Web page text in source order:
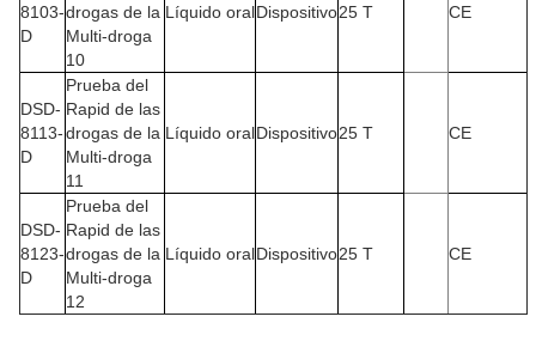
8103-
D
drogas de la
Multi-droga
10
Líquido oralDispositivo25 T CE
DSD-
8113-
D
Prueba del
Rapid de las
drogas de la
Multi-droga
11
Líquido oralDispositivo25 T CE
DSD-
8123-
D
Prueba del
Rapid de las
drogas de la
Multi-droga
12
Líquido oralDispositivo25 T CE